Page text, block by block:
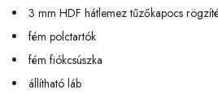
3 mm HDF hátlemez tűzőkapocs
fém polctartók
fém fiókcsúszka
állítható láb